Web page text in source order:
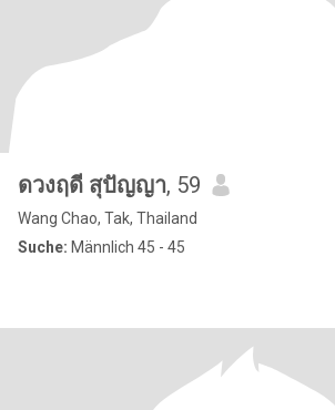
ดวงฤดี สุปัญญา, 59
Wang Chao, Tak, Thailand
Suche: Männlich 45 - 45